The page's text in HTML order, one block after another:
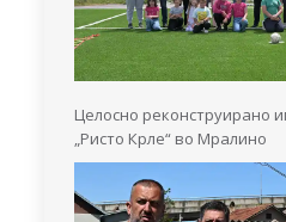
Целосно реконструирано
„Ристо Крле“ во Мралино